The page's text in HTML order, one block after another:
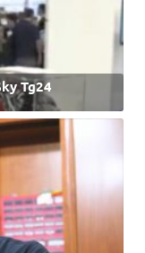
Tg24